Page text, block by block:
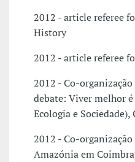
2012 - article referee
History
2012 - article referee
2012 - Co-
debate: Viver melhor
Ecologia e Sociedade),
2012 - Co-
Amazónia em